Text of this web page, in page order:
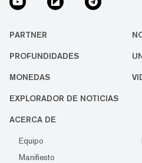
PARTNER
PROFUNDIDADES
MONEDAS
EXPLORADOR DE NOTICIAS
ACERCA DE
Equipo
Manifiesto